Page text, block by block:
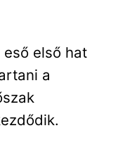
első hat
a